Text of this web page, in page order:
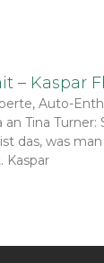
– Kaspar
Auto-
Tina Turner:
das, was
Kaspar